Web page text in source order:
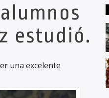
estudió.
una excelente